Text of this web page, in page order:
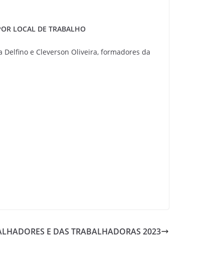
LOCAL DE TRABALHO
e Cleverson Oliveira, formadores da
E DAS TRABALHADORAS 2023